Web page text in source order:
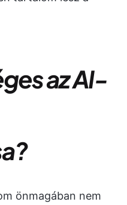
az AI-
önmagában nem